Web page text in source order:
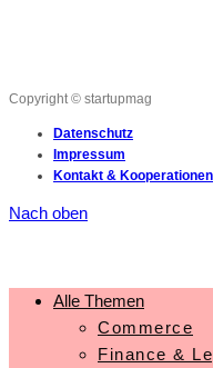
Copyright © startupmag
Datenschutz
Impressum
Kontakt & Kooperationen
Nach oben
Alle Themen
Commerce
Finance &